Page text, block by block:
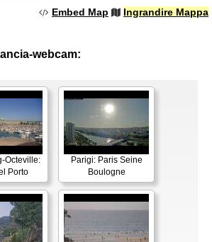
Embed Map Ingrandire Mappa
webcam:
Octeville:
Porto
Parigi: Paris Seine
Boulogne